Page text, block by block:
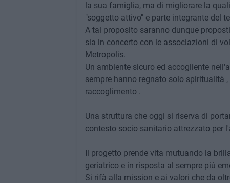
la sua famiglia, ma di migliorare la
"soggetto attivo" e parte integrante del
A tal proposito saranno dunque
sia in concerto con le associazioni di
Metropolis.
Un ambiente sicuro ed accogliente
sempre hanno regnato solo spiritualità
raccoglimento .
Una struttura che oggi si riserva di
contesto socio sanitario attrezzato per
Il progetto prende vita mutuando la
geriatrico e in risposta al sempre più
Si rifà alla mission e ai valori che da